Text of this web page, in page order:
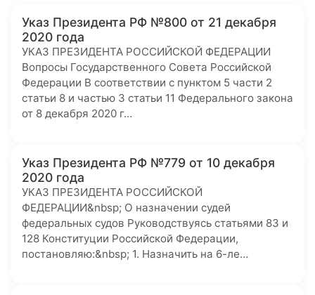
Указ Президента РФ №800 от 21 декабря
2020 года
УКАЗ ПРЕЗИДЕНТА РОССИЙСКОЙ ФЕДЕРАЦИИ
Вопросы Государственного Совета Российской
Федерации В соответствии с пунктом 5 части 2
статьи 8 и частью 3 статьи 11 Федерального закона
от 8 декабря 2020 г…
Указ Президента РФ №779 от 10 декабря
2020 года
УКАЗ ПРЕЗИДЕНТА РОССИЙСКОЙ
ФЕДЕРАЦИИ&nbsp; О назначении судей
федеральных судов Руководствуясь статьями 83 и
128 Конституции Российской Федерации,
постановляю:&nbsp; 1. Назначить на 6-ле…